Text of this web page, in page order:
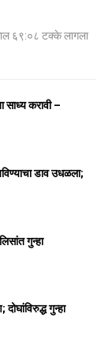
६९:०८ टक्के लागला
साध्य करावी –
डाव उधळला;
गुन्हा
गुन्हा